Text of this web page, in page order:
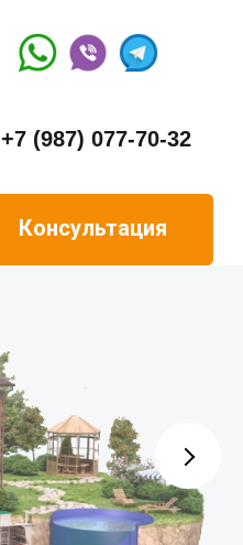
+7 (987) 077-70-32
Консультация